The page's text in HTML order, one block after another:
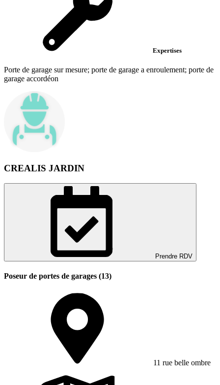
Expertises
Porte de garage sur mesure; porte de garage a enroulement; porte de
garage accordéon
CREALIS JARDIN
Prendre RDV
Poseur de portes de garages (13)
11 rue belle ombre